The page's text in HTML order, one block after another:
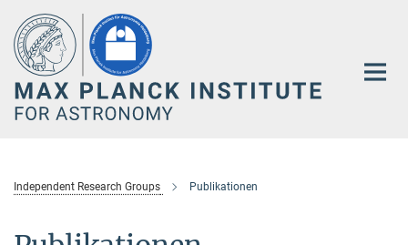
Main-
Content
Independent Research Groups Publikationen